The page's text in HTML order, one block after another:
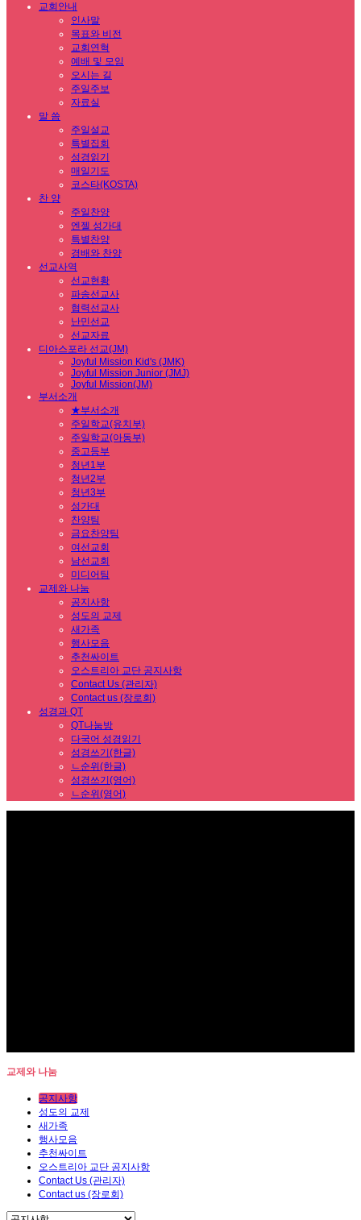
교회안내
인사말
목표와 비전
교회연혁
예배 및 모임
오시는 길
주일주보
자료실
말 씀
주일설교
특별집회
성경읽기
매일기도
코스타(KOSTA)
찬 양
주일찬양
엔젤 성가대
특별찬양
경배와 찬양
선교사역
선교현황
파송선교사
협력선교사
난민선교
선교자료
디아스포라 선교(JM)
Joyful Mission Kid's (JMK)
Joyful Mission Junior (JMJ)
Joyful Mission(JM)
부서소개
★부서소개
주일학교(유치부)
주일학교(아동부)
중고등부
청년1부
청년2부
청년3부
성가대
찬양팀
금요찬양팀
여선교회
남선교회
미디어팀
교제와 나눔
공지사항
성도의 교제
새가족
행사모음
추천싸이트
오스트리아 교단 공지사항
Contact Us (관리자)
Contact us (장로회)
성경과 QT
QT나눔방
다국어 성경읽기
성경쓰기(한글)
ㄴ순위(한글)
성경쓰기(영어)
ㄴ순위(영어)
교제와 나눔
공지사항
성도의 교제
새가족
행사모음
추천싸이트
오스트리아 교단 공지사항
Contact Us (관리자)
Contact us (장로회)